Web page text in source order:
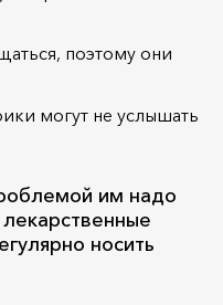
поэтому они
могут не услышать
им надо
носить